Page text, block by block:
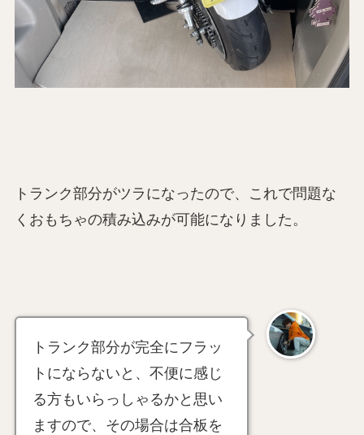
トランク部分がツラになったので、これで問題な
くおもちゃの積み込みが可能になりました。
トランク部分が完全にフラッ
トにならないと、不便に感じ
る方もいらっしゃるかと思い
ますので、その場合は合板を